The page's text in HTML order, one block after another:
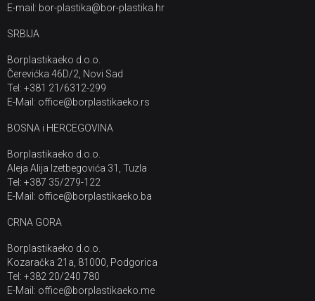
E-mail: bor-plastika@bor-plastika.hr
SRBIJA
Borplastikaeko d.o.o.
Čerevićka 46D/2, Novi Sad
Tel: +381 21/6312-299
E-Mail: office@borplastikaeko.rs
BOSNA i HERCEGOVINA
Borplastikaeko d.o.o.
Aleja Alija Izetbegovića 31, Tuzla
Tel: +387 35/279-122
E-Mail: office@borplastikaeko.ba
CRNA GORA
Borplastikaeko d.o.o.
Kozaračka 21a, 81000, Podgorica
Tel: +382 20/240 780
E-Mail: office@borplastikaeko.me